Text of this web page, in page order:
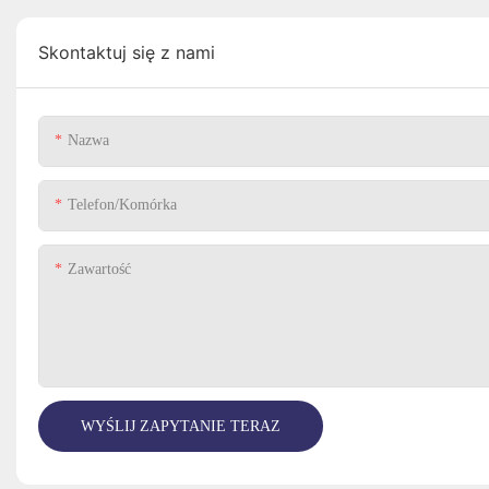
Skontaktuj się z nami
Nazwa
Telefon/komórka
Zawartość
WYŚLIJ ZAPYTANIE TERAZ